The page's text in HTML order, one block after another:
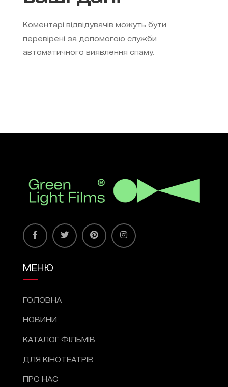
Коментарі відвідувачів можуть бути
перевірені за допомогою служби
автоматичного виявлення спаму.
МЕНЮ
ГОЛОВНА
НОВИНИ
КАТАЛОГ ФІЛЬМІВ
ДЛЯ КІНОТЕАТРІВ
ПРО НАС